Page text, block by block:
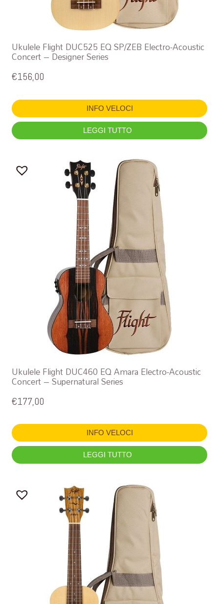
Ukulele Flight DUC525 EQ SP/ZEB Electro-Acoustic
Concert – Designer Series
€156,00
INFO VELOCI
LEGGI TUTTO
Ukulele Flight DUC460 EQ Amara Electro-Acoustic
Concert – Supernatural Series
€177,00
INFO VELOCI
LEGGI TUTTO